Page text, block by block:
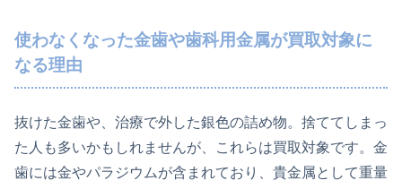
使わなくなった金歯や歯科用金属が買取対象に
なる理由
抜けた金歯や、治療で外した銀色の詰め物。捨ててしまっ
た人も多いかもしれませんが、これらは買取対象です。金
歯には金やパラジウムが含まれており、貴金属として重量